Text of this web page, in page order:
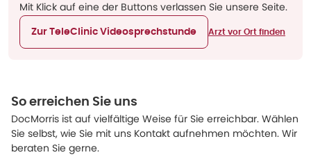
Mit Klick auf eine der Buttons verlassen Sie unsere Seite.
Zur TeleClinic Videosprechstunde Arzt vor Ort finden
So erreichen Sie uns
DocMorris ist auf vielfältige Weise für Sie erreichbar. Wählen
Sie selbst, wie Sie mit uns Kontakt aufnehmen möchten. Wir
beraten Sie gerne.